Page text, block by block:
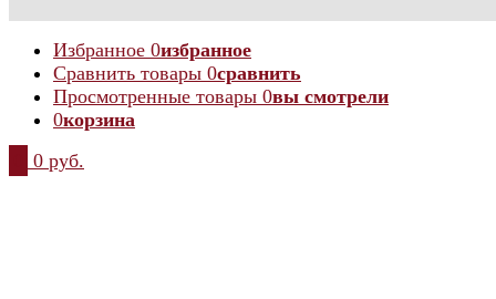
Избранное 0избранное
Сравнить товары 0сравнить
Просмотренные товары 0вы смотрели
0корзина
0 руб.